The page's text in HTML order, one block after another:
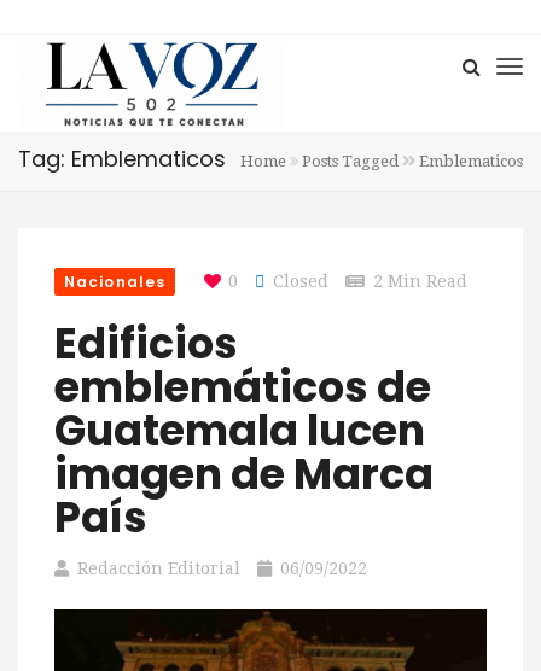
Tag: Emblematicos Home Posts Tagged Emblematicos
Nacionales 0 Closed 2 Min Read
Edificios
emblemáticos de
Guatemala lucen
imagen de Marca
País
Redacción Editorial 06/09/2022